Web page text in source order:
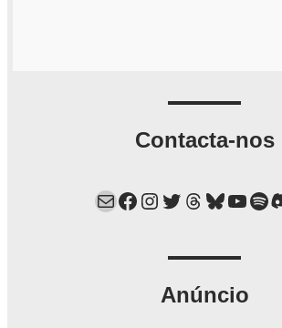
Contacta-nos
Mail Facebook Instagram Twitter Threads Bluesky YouTube Spotify Discord
Anúncio